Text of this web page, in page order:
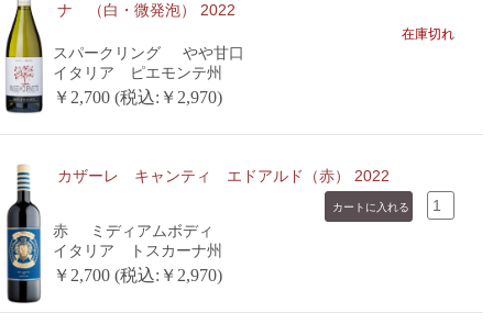
ナ （白・微発泡） 2022
在庫切れ
スパークリング
やや甘口
イタリア ピエモンテ州
￥2,700 (税込:￥2,970)
カザーレ キャンティ エドアルド（赤） 2022
赤
ミディアムボディ
イタリア トスカーナ州
￥2,700 (税込:￥2,970)